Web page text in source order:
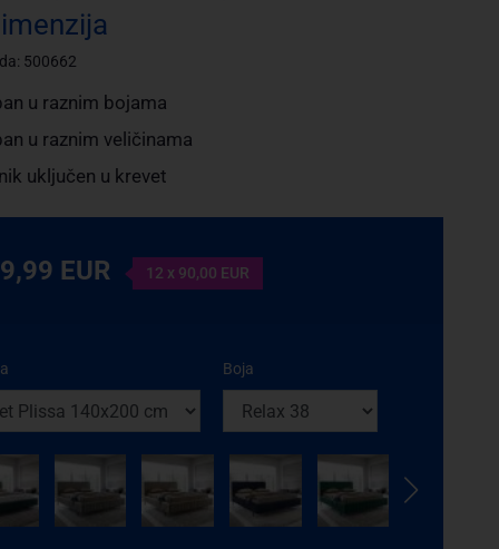
500662
u raznim bojama
u raznim veličinama
uključen u krevet
EUR 12 x 90,00 EUR
Boja